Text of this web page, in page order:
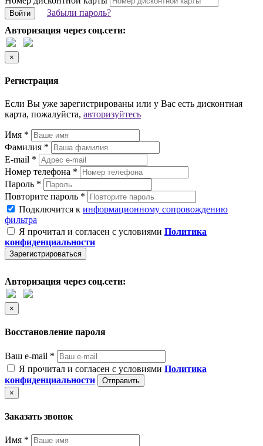
Войти
Забыли пароль?
Авторизация через соц.сети:
×
Регистрация
Если Вы уже зарегистрированы или у Вас есть дисконтная
карта, пожалуйста, авторизуйтесь
Имя *
Фамилия *
E-mail *
Номер телефона *
Пароль *
Повторите пароль *
Подключится к информационному сопровождению
фильтра
Я прочитал и согласен с условиями Политика
конфиденциальности
Зарегистрироваться
Авторизация через соц.сети:
×
Восстановление пароля
Ваш e-mail *
Я прочитал и согласен с условиями Политика
конфиденциальности
Отправить
×
Заказать звонок
Имя *